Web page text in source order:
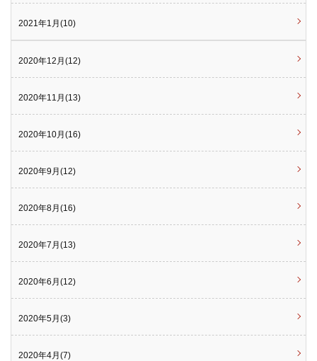
2021年1月(10)
2020年12月(12)
2020年11月(13)
2020年10月(16)
2020年9月(12)
2020年8月(16)
2020年7月(13)
2020年6月(12)
2020年5月(3)
2020年4月(7)